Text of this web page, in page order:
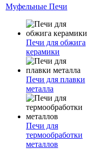
Муфельные Печи
Печи для обжига
керамики
Печи для плавки
металла
Печи для
термообработки
металлов